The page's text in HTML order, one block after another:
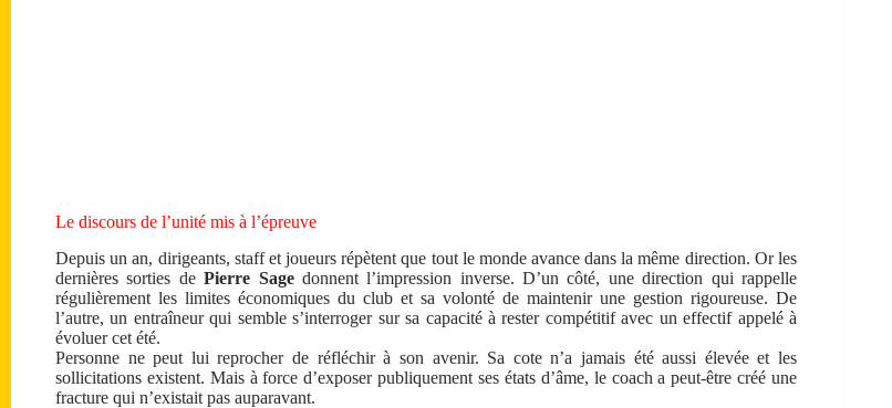
Le discours de l’unité mis à l’épreuve
Depuis un an, dirigeants, staff et joueurs répètent que tout le monde avance dans la même direction. Or les
dernières sorties dePierre Sagedonnent l’impression inverse. D’un côté, une direction qui rappelle
régulièrement les limites économiques du club et sa volonté de maintenir une gestion rigoureuse. De
l’autre, un entraîneur qui semble s’interroger sur sa capacité à rester compétitif avec un effectif appelé à
évoluer cet été.
Personne ne peut lui reprocher de réfléchir à son avenir. Sa cote n’a jamais été aussi élevée et les
sollicitations existent. Mais à force d’exposer publiquement ses états d’âme, le coach a peut-être créé une
fracture qui n’existait pas auparavant.